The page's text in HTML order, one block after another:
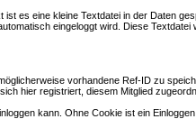
es eine kleine Textdatei in der Daten
eingeloggt wird. Diese
vorhandene Ref-ID zu
hier registriert, diesem Mitglied
kann. Ohne Cookie ist ein